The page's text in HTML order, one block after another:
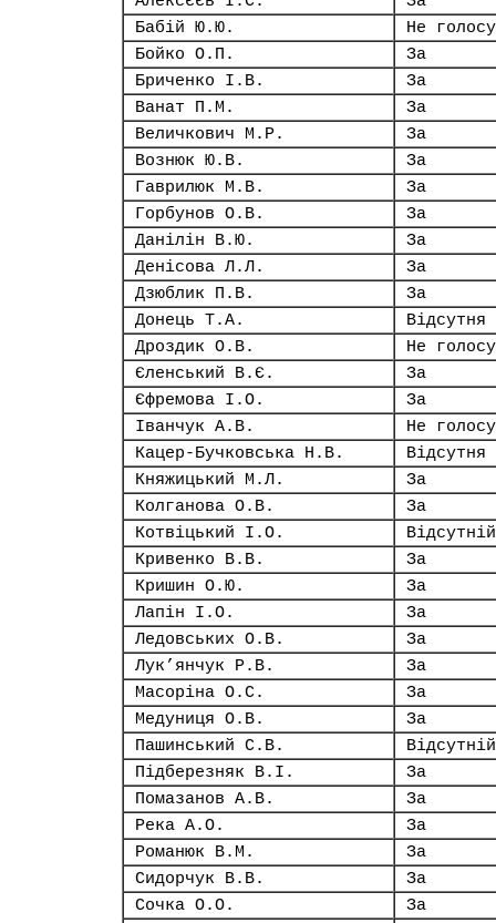
Бабій Ю.Ю.
Не
Бойко О.П.
За
Бриченко І.В.
За
Ванат П.М.
За
Величкович М.Р.
За
Вознюк Ю.В.
За
Гаврилюк М.В.
За
Горбунов О.В.
За
Данілін В.Ю.
За
Денісова Л.Л.
За
Дзюблик П.В.
За
Донець Т.А.
Відсутня
Дроздик О.В.
Не
Єленський В.Є.
За
Єфремова І.О.
За
Іванчук А.В.
Не
Кацер-Бучковська Н.В.
Відсутня
Княжицький М.Л.
За
Колганова О.В.
За
Котвіцький І.О.
Відсутній
Кривенко В.В.
За
Кришин О.Ю.
За
Лапін І.О.
За
Ледовських О.В.
За
Лук’янчук Р.В.
За
Масоріна О.С.
За
Медуниця О.В.
За
Пашинський С.В.
Відсутній
Підберезняк В.І.
За
Помазанов А.В.
За
Река А.О.
За
Романюк В.М.
За
Сидорчук В.В.
За
Сочка О.О.
За